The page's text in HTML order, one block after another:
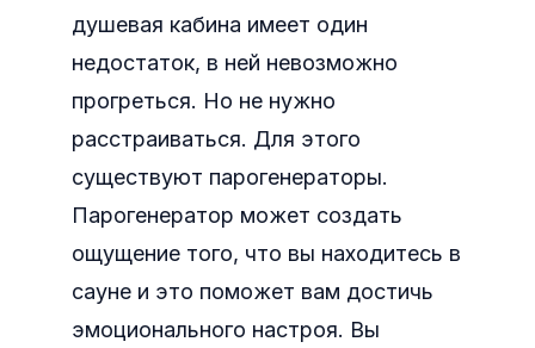
душевая кабина имеет один
недостаток, в ней невозможно
прогреться. Но не нужно
расстраиваться. Для этого
существуют парогенераторы.
Парогенератор может создать
ощущение того, что вы находитесь в
сауне и это поможет вам достичь
эмоционального настроя. Вы